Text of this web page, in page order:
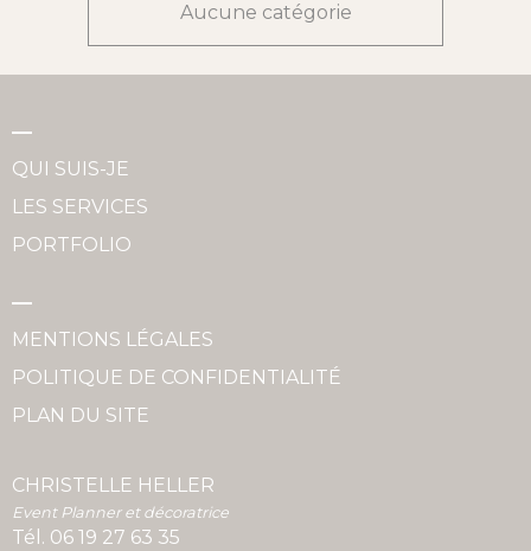
Aucune catégorie
QUI SUIS-JE
LES SERVICES
PORTFOLIO
MENTIONS LÉGALES
POLITIQUE DE CONFIDENTIALITÉ
PLAN DU SITE
CHRISTELLE HELLER
Event Planner et décoratrice
Tél. 06 19 27 63 35